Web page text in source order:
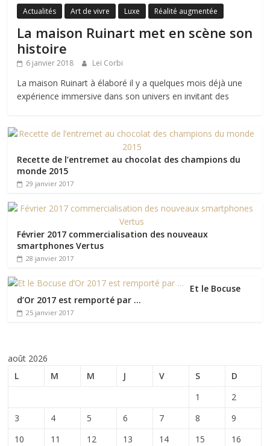
Actualités Art de vivre Luxe Réalité augmentée
La maison Ruinart met en scène son
histoire
6 janvier 2018 Leï Corbi
La maison Ruinart à élaboré il y a quelques mois déjà une
expérience immersive dans son univers en invitant des
Recette de l’entremet au chocolat des champions du
monde 2015
29 janvier 2017
Février 2017 commercialisation des nouveaux
smartphones Vertus
28 janvier 2017
Et le Bocuse
d’Or 2017 est remporté par …
25 janvier 2017
août 2026
L
M M J V S
D
1
2
3
4 5 6 7 8
9
10
11 12 13 14 15
16